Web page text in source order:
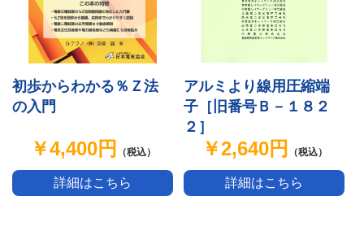
初歩からわかる％Ｚ法
の入門
￥4,400円 （税込）
詳細はこちら
アルミより線用圧縮端
子［旧番号Ｂ－１８２
２］
￥2,640円 （税込）
詳細はこちら